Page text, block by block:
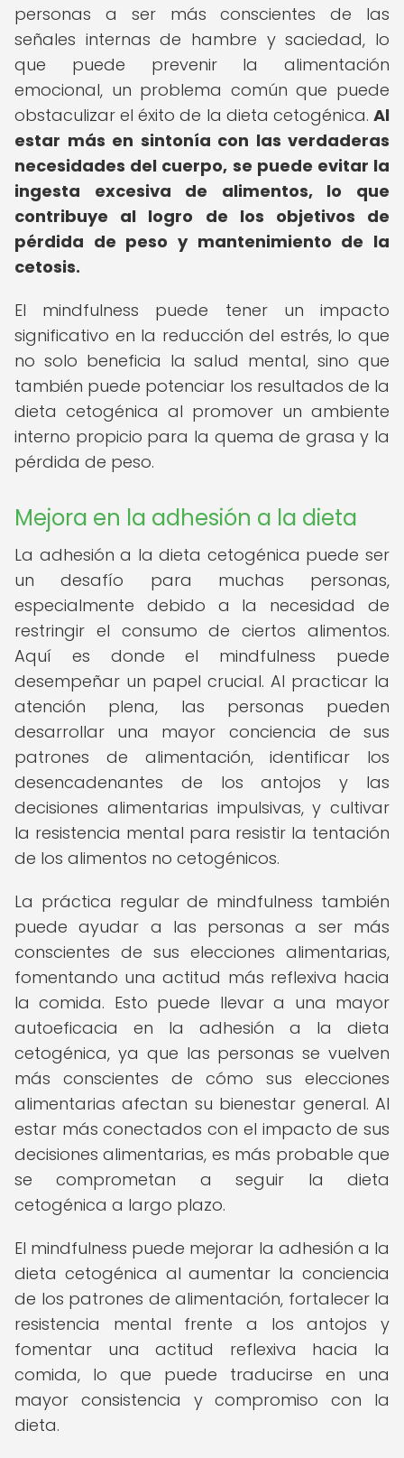
personas a ser más conscientes de las
señales internas de hambre y saciedad, lo
que puede prevenir la alimentación
emocional, un problema común que puede
obstaculizar el éxito de la dieta cetogénica. Al
estar más en sintonía con las verdaderas
necesidades del cuerpo, se puede evitar la
ingesta excesiva de alimentos, lo que
contribuye al logro de los objetivos de
pérdida de peso y mantenimiento de la
cetosis.
El mindfulness puede tener un impacto
significativo en la reducción del estrés, lo que
no solo beneficia la salud mental, sino que
también puede potenciar los resultados de la
dieta cetogénica al promover un ambiente
interno propicio para la quema de grasa y la
pérdida de peso.
Mejora en la adhesión a la dieta
La adhesión a la dieta cetogénica puede ser
un desafío para muchas personas,
especialmente debido a la necesidad de
restringir el consumo de ciertos alimentos.
Aquí es donde el mindfulness puede
desempeñar un papel crucial. Al practicar la
atención plena, las personas pueden
desarrollar una mayor conciencia de sus
patrones de alimentación, identificar los
desencadenantes de los antojos y las
decisiones alimentarias impulsivas, y cultivar
la resistencia mental para resistir la tentación
de los alimentos no cetogénicos.
La práctica regular de mindfulness también
puede ayudar a las personas a ser más
conscientes de sus elecciones alimentarias,
fomentando una actitud más reflexiva hacia
la comida. Esto puede llevar a una mayor
autoeficacia en la adhesión a la dieta
cetogénica, ya que las personas se vuelven
más conscientes de cómo sus elecciones
alimentarias afectan su bienestar general. Al
estar más conectados con el impacto de sus
decisiones alimentarias, es más probable que
se comprometan a seguir la dieta
cetogénica a largo plazo.
El mindfulness puede mejorar la adhesión a la
dieta cetogénica al aumentar la conciencia
de los patrones de alimentación, fortalecer la
resistencia mental frente a los antojos y
fomentar una actitud reflexiva hacia la
comida, lo que puede traducirse en una
mayor consistencia y compromiso con la
dieta.